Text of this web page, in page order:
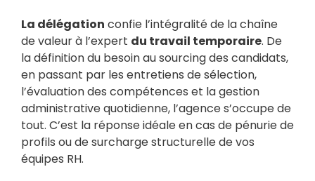
La délégation confie l’intégralité de la chaîne
de valeur à l’expert du travail temporaire. De
la définition du besoin au sourcing des candidats,
en passant par les entretiens de sélection,
l’évaluation des compétences et la gestion
administrative quotidienne, l’agence s’occupe de
tout. C’est la réponse idéale en cas de pénurie de
profils ou de surcharge structurelle de vos
équipes RH.